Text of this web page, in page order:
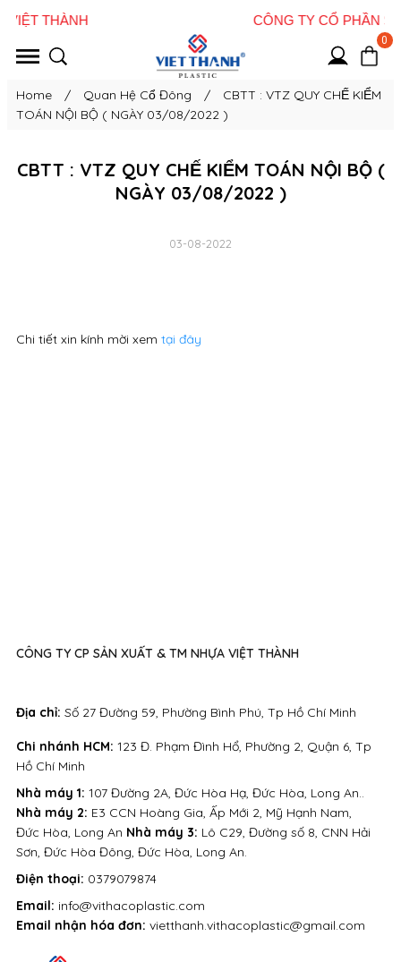
0
Home / Quan Hệ Cổ Đông /
CBTT : VTZ QUY CHẾ KIỂM
TOÁN NỘI BỘ ( NGÀY 03/08/2022 )
CBTT : VTZ QUY CHẾ KIỂM TOÁN NỘI BỘ (
NGÀY 03/08/2022 )
03-08-2022
Chi tiết xin kính mời xem tại đây
Địa chỉ: Số 27 Đường 59, Phường Bình Phú, Tp Hồ Chí Minh
Điện thoại: 0379079874
Email: info@vithacoplastic.com
Email nhận hóa đơn: vietthanh.vithacoplastic@gmail.com
CÔNG TY CP SẢN XUẤT & TM NHỰA VIỆT THÀNH
Nhà máy 1: 107 Đường 2A, Đức Hòa Hạ, Đức Hòa, Long An..
Nhà máy 2: E3 CCN Hoàng Gia, Ấp Mới 2, Mỹ Hạnh Nam,
Đức Hòa, Long An Nhà máy 3: Lô C29, Đường số 8, CNN Hải
Sơn, Đức Hòa Đông, Đức Hòa, Long An.
Chi nhánh HCM: 123 Đ. Phạm Đình Hổ, Phường 2, Quận 6, Tp
Hồ Chí Minh